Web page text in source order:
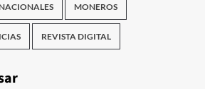
MONEROS
REVISTA DIGITAL